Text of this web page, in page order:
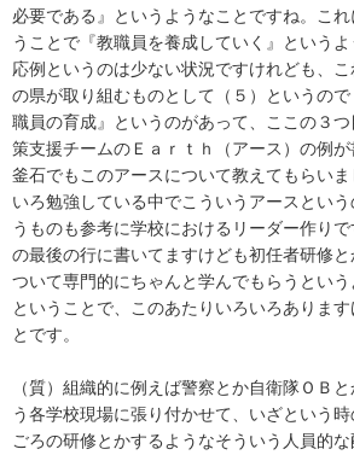
必要である』というようなことですね。こ
うことで『教職員を養成していく』という
応例というのは少ない状況ですけれども、
の県が取り組むものとして（５）というの
職員の育成』というのがあって、ここの３
策支援チームのＥａｒｔｈ（アース）の例が
釜石でもこのアースについて教えてもらい
いろ勉強している中でこういうアースとい
うものも参考に学校におけるリーダー作り
の最後の行に書いてますけども初任者研修
ついて専門的にちゃんと学んでもらうとい
ということで、このあたりいろいろありま
とです。
（質）組織的に例えば警察とか自衛隊ＯＢ
う各学校現場に張り付かせて、いざという
ごろの研修とかするようなそういう人員的